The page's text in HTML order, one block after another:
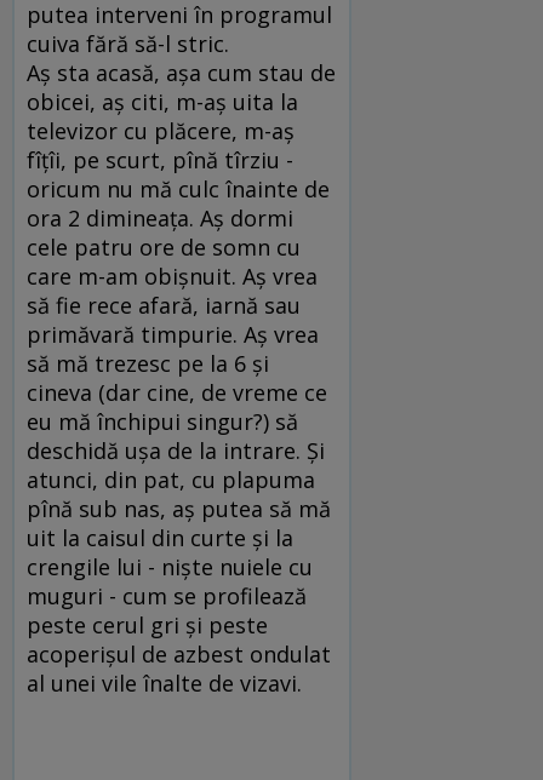
putea interveni în programul
cuiva fără să-l stric.
Aş sta acasă, aşa cum stau de
obicei, aş citi, m-aş uita la
televizor cu plăcere, m-aş
fîţîi, pe scurt, pînă tîrziu -
oricum nu mă culc înainte de
ora 2 dimineaţa. Aş dormi
cele patru ore de somn cu
care m-am obişnuit. Aş vrea
să fie rece afară, iarnă sau
primăvară timpurie. Aş vrea
să mă trezesc pe la 6 şi
cineva (dar cine, de vreme ce
eu mă închipui singur?) să
deschidă uşa de la intrare. Şi
atunci, din pat, cu plapuma
pînă sub nas, aş putea să mă
uit la caisul din curte şi la
crengile lui - nişte nuiele cu
muguri - cum se profilează
peste cerul gri şi peste
acoperişul de azbest ondulat
al unei vile înalte de vizavi.